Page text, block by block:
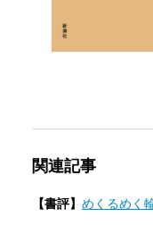
関連記事
【書評】 めくるめく